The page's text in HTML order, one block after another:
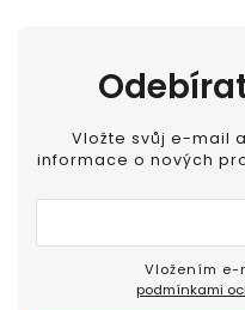
Vložte svůj e-mail
informace o nových
podmínkami